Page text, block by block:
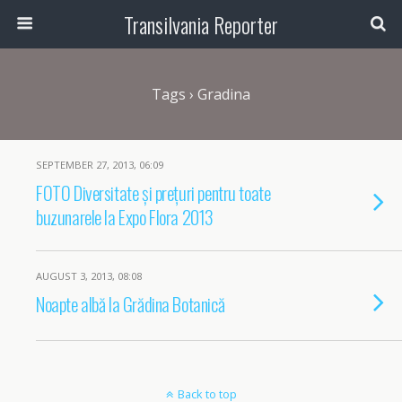
Transilvania Reporter
Tags › Gradina
SEPTEMBER 27, 2013, 06:09
FOTO Diversitate și prețuri pentru toate
buzunarele la Expo Flora 2013
AUGUST 3, 2013, 08:08
Noapte albă la Grădina Botanică
Back to top